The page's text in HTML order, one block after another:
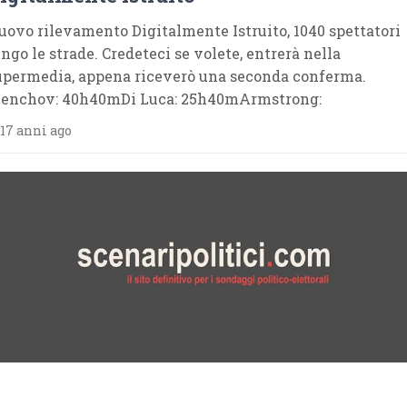
rilevamento Digitalmente Istruito, 1040 spettatori
le strade. Credeteci se volete, entrerà nella
appena riceverò una seconda conferma.
40h40mDi Luca: 25h40mArmstrong:
anni ago